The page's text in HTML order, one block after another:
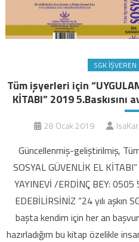
SGK
Tüm işyerleri için
KİTABI” 2019
28 Ocak 2019
Güncellenmiş-geliştirilmiş,
SOSYAL GÜVENLİK EL
YAYINEVİ /ERDİNÇ BEY:
EDEBİLİRSİNİZ “24 yılı aşkın
başta kendim için her an
hazırladığım bu kitap özelikle